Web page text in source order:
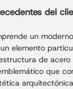
del
un
elemento
de
que